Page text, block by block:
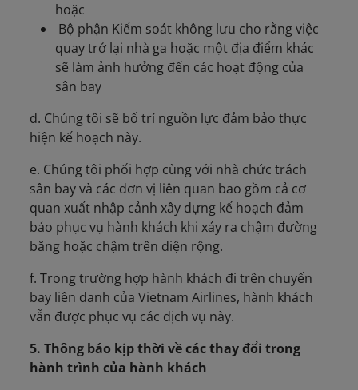
hoặc
Bộ phận Kiểm soát không lưu cho rằng việc
quay trở lại nhà ga hoặc một địa điểm khác
sẽ làm ảnh hưởng đến các hoạt động của
sân bay
d. Chúng tôi sẽ bố trí nguồn lực đảm bảo thực
hiện kế hoạch này.
e. Chúng tôi phối hợp cùng với nhà chức trách
sân bay và các đơn vị liên quan bao gồm cả cơ
quan xuất nhập cảnh xây dựng kế hoạch đảm
bảo phục vụ hành khách khi xảy ra chậm đường
băng hoặc chậm trên diện rộng.
f. Trong trường hợp hành khách đi trên chuyến
bay liên danh của Vietnam Airlines, hành khách
vẫn được phục vụ các dịch vụ này.
5. Thông báo kịp thời về các thay đổi trong
hành trình của hành khách